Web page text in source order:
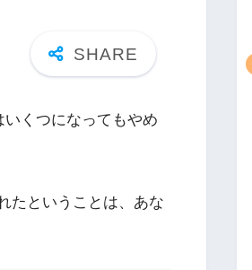
くつになってもやめ
たということは、あな